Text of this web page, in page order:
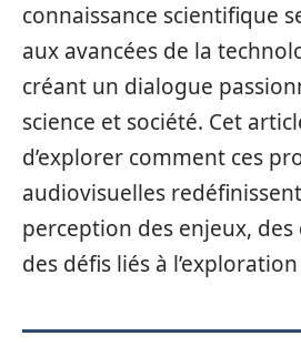
connaissance scientifique
aux avancées de la
créant un dialogue
science et société. Cet
d’explorer comment ces
audiovisuelles
perception des enjeux,
des défis liés à